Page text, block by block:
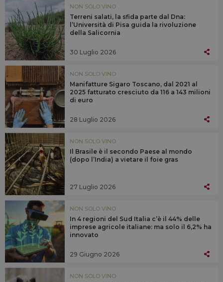
NON SOLO VINO
Terreni salati, la sfida parte dal Dna:
l’Università di Pisa guida la rivoluzione
della Salicornia
30 Luglio 2026
NON SOLO VINO
Manifatture Sigaro Toscano, dal 2021 al
2025 fatturato cresciuto da 116 a 143 milioni
di euro
28 Luglio 2026
NON SOLO VINO
Il Brasile è il secondo Paese al mondo
(dopo l’India) a vietare il foie gras
27 Luglio 2026
NON SOLO VINO
In 4 regioni del Sud Italia c’è il 44% delle
imprese agricole italiane: ma solo il 6,2% ha
innovato
29 Giugno 2026
NON SOLO VINO